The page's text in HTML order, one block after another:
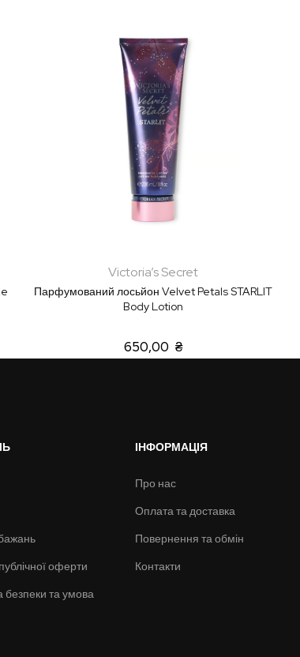
Victoria’s Secret
Парфумований лосьйон Velvet Petals STARLIT
Body Lotion
650,00 ₴
оферти
безпеки та умова
ІНФОРМАЦІЯ
Про нас
Оплата та доставка
Повернення та обмін
Контакти